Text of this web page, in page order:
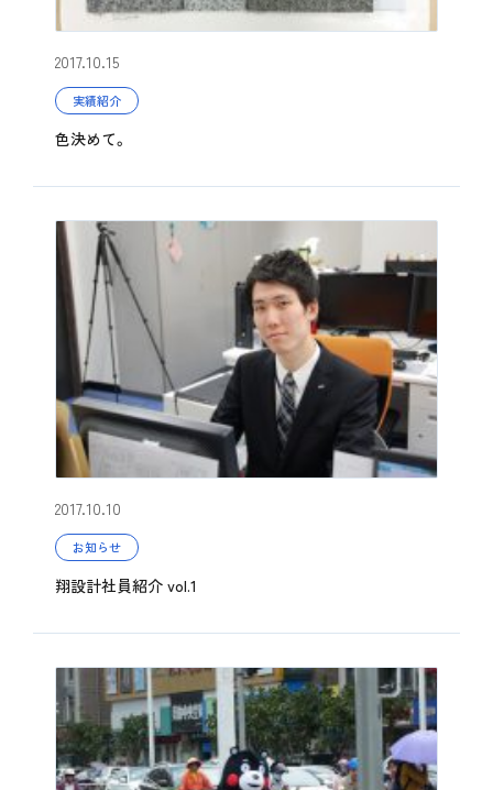
2017.10.15
実績紹介
色決めて。
2017.10.10
お知らせ
翔設計社員紹介 vol.1